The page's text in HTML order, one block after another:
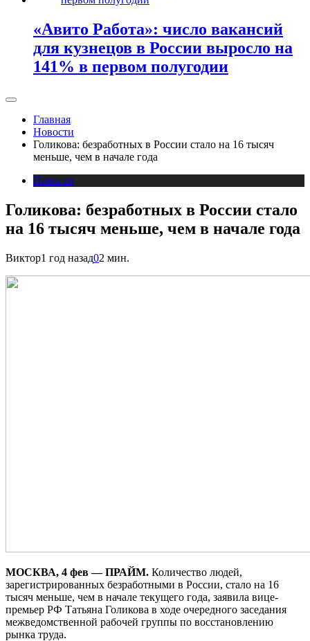
«Авито Работа»: число вакансий
для кузнецов в России выросло на
141% в первом полугодии
Главная
Новости
Голикова: безработных в России стало на 16 тысяч
меньше, чем в начале года
Новости
Голикова: безработных в России стало
на 16 тысяч меньше, чем в начале года
Виктор1 год назад02 мин.
МОСКВА, 4 фев — ПРАЙМ. Количество людей,
зарегистрированных безработными в России, стало на 16
тысяч меньше, чем в начале текущего года, заявила вице-
премьер РФ Татьяна Голикова в ходе очередного заседания
межведомственной рабочей группы по восстановлению
рынка труда.